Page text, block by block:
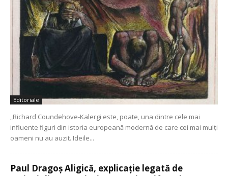
Editoriale
„Richard Coundehove-Kalergi este, poate, una dintre cele mai
influente figuri din istoria europeană modernă de care cei mai mulți
oameni nu au auzit. Ideile...
Paul Dragoș Aligică, explicație legată de